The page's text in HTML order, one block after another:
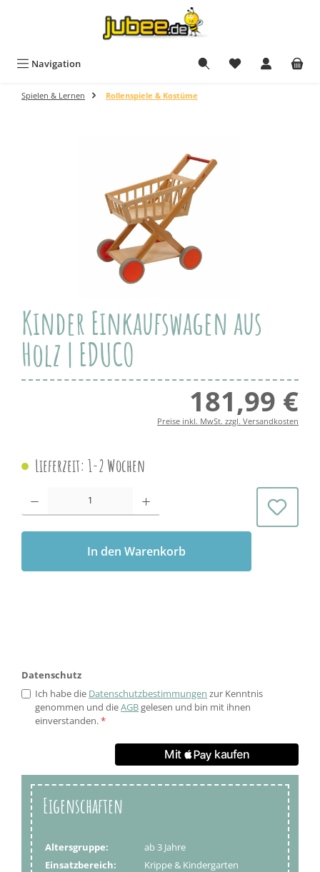
Navigation
Spielen & Lernen Rollenspiele & Kostüme
Kinder Einkaufswagen aus
Holz | EDUCO
181,99 €
Preise inkl. MwSt. zzgl. Versandkosten
Lieferzeit: 1-2 Wochen
Produkt Anzahl: Gib den gewünschten Wert ein oder benutze die
In den Warenkorb
Datenschutz
Ich habe die Datenschutzbestimmungen zur Kenntnis
genommen und dieAGBgelesen und bin mit ihnen
einverstanden.*
Eigenschaften
Altersgruppe:
ab 3 Jahre
Einsatzbereich:
Krippe & Kindergarten